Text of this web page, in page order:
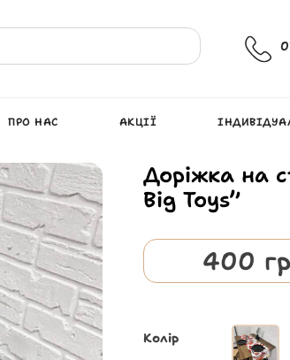
ПРО НАС АКЦІЇ
Доріжка на
Big Toys”
400
Колір